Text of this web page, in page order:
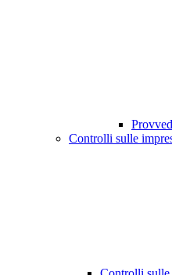
Controlli sulle